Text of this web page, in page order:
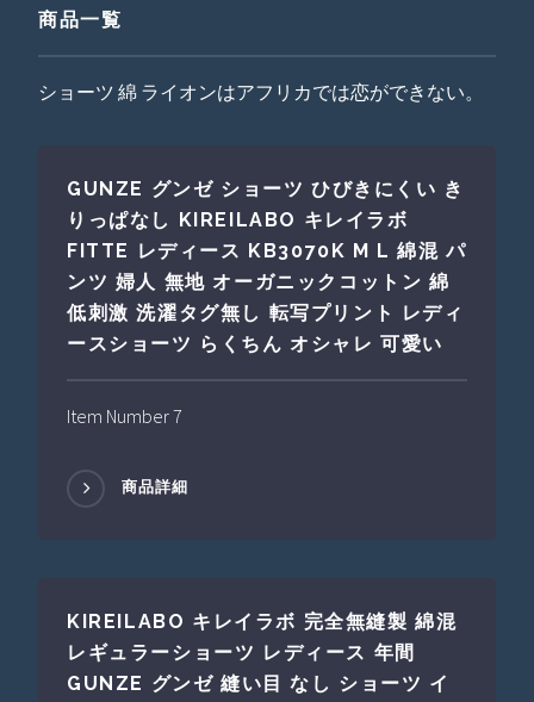
商品一覧
ショーツ 綿 ライオンはアフリカでは恋ができない。
GUNZE グンゼ ショーツ ひびきにくい き
りっぱなし KIREILABO キレイラボ
FITTE レディース KB3070K M L 綿混 パ
ンツ 婦人 無地 オーガニックコットン 綿
低刺激 洗濯タグ無し 転写プリント レディ
ースショーツ らくちん オシャレ 可愛い
Item Number 7
商品詳細
KIREILABO キレイラボ 完全無縫製 綿混
レギュラーショーツ レディース 年間
GUNZE グンゼ 縫い目 なし ショーツ イ